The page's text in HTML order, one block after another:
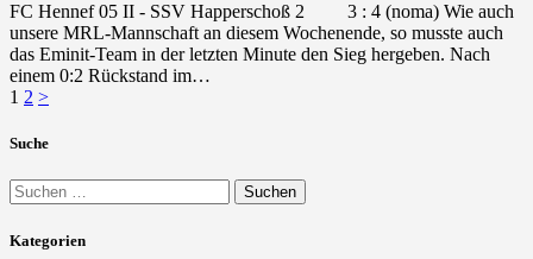
FC Hennef 05 II - SSV Happerschoß 2 3 : 4 (noma) Wie auch
unsere MRL-Mannschaft an diesem Wochenende, so musste auch
das Eminit-Team in der letzten Minute den Sieg hergeben. Nach
einem 0:2 Rückstand im…
Seitennummerierung
der
Seite
1 Seite
2 >
Suche
Suchen
nach:
Kategorien